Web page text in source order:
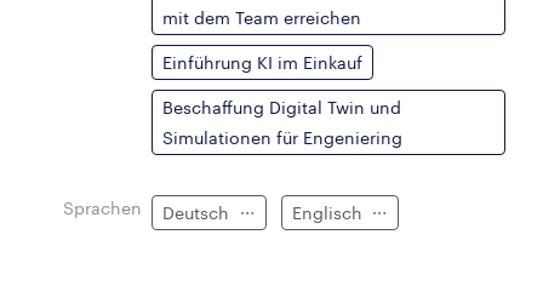
mit dem Team erreichen
Einführung KI im Einkauf
Beschaffung Digital Twin und
Simulationen für Engeniering
Sprachen Deutsch Englisch